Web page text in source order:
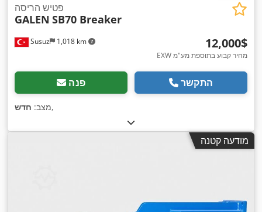
Susuz 1,018 km
פטיש הריסה
GALEN SB70 Breaker
‏12,000 ‏$
EXW מחיר קבוע בתוספת מע"מ
פנה התקשר
מצב: חדש ,
מודעה קטנה